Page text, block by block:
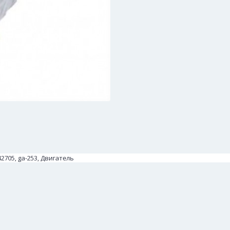
ga-253, Двигатель